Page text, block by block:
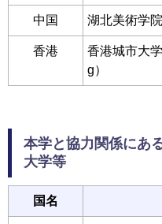
中国 湖北美術学
香港
香港城市大
g）
本学と協力関係にあ
大学等
国名